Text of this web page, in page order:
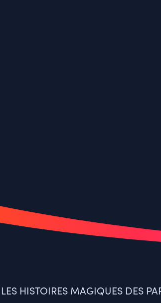
HISTOIRES MAGIQUES DES